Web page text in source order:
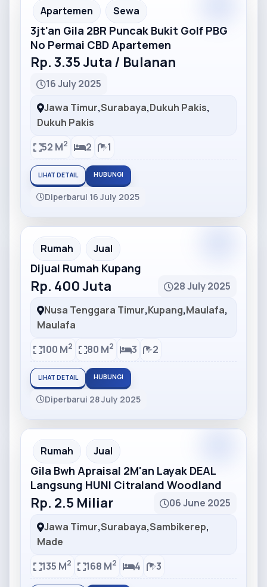
Partner Ad
Apartemen Sewa
3jt'an Gila 2BR Puncak Bukit Golf PBG
No Permai CBD Apartemen
Rp. 3.35 Juta / Bulanan
16 July 2025
Jawa Timur,Surabaya,Dukuh Pakis,
Dukuh Pakis
52 M2 2 1
LIHAT DETAIL HUBUNGI
Diperbarui 16 July 2025
Partner Ad
Rumah Jual
Dijual Rumah Kupang
Rp. 400 Juta
28 July 2025
Nusa Tenggara Timur,Kupang,Maulafa,
Maulafa
100 M2 80 M2 3 2
LIHAT DETAIL HUBUNGI
Diperbarui 28 July 2025
Partner Ad
Rumah Jual
Gila Bwh Apraisal 2M'an Layak DEAL
Langsung HUNI Citraland Woodland
Rp. 2.5 Miliar
06 June 2025
Jawa Timur,Surabaya,Sambikerep,
Made
135 M2 168 M2 4 3